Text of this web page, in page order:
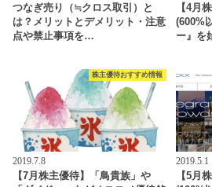
つなぎ売り（≒クロス取引）と
は？メリットとデメリット・注意
点や禁止事項を…
【4月
(600%
ー』を
株主優待おすすめ情報
2019.7.8
【7月株主優待】「鳥貴族」や
2019.5.1
【5月